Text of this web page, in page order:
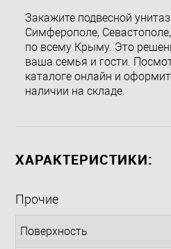
Закажите подвесной
Симферополе,
по всему Крыму. Это
ваша семья и гости.
каталоге онлайн и
наличии на складе.
ХАРАКТЕРИСТИКИ:
Прочие
Поверхность